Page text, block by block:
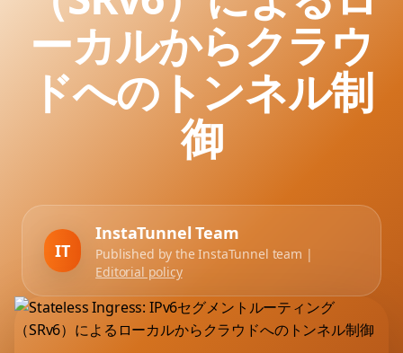
ーカルからクラウ
ドへのトンネル制
御
IT
InstaTunnel Team
Published by the InstaTunnel team |
Editorial policy